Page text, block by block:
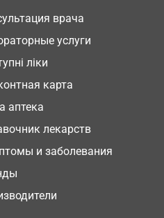
врача
услуги
ліки
карта
аптека
лекарств
и заболевания